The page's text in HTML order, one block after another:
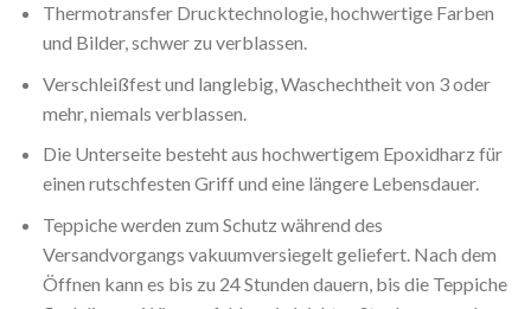
Thermotransfer Drucktechnologie, hochwertige Farben
und Bilder, schwer zu verblassen.
Verschleißfest und langlebig, Waschechtheit von 3 oder
mehr, niemals verblassen.
Die Unterseite besteht aus hochwertigem Epoxidharz für
einen rutschfesten Griff und eine längere Lebensdauer.
Teppiche werden zum Schutz während des
Versandvorgangs vakuumversiegelt geliefert. Nach dem
Öffnen kann es bis zu 24 Stunden dauern, bis die Teppiche